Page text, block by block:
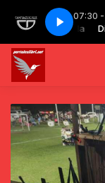
07:30
Stecanela
Deus